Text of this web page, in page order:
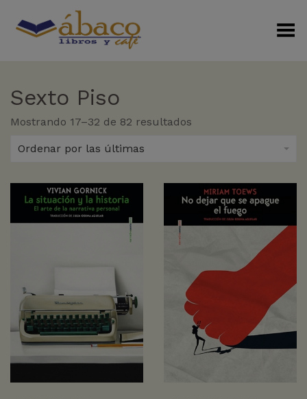
Menú Alterno
Sexto Piso
Mostrando 17–32 de 82 resultados
Ordenar por las últimas